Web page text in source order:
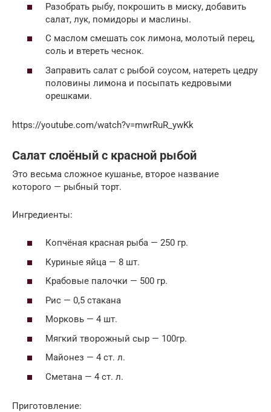
Разобрать рыбу, покрошить в миску, добавить
салат, лук, помидоры и маслины.
С маслом смешать сок лимона, молотый перец,
соль и втереть чеснок.
Заправить салат с рыбой соусом, натереть цедру
половины лимона и посыпать кедровыми
орешками.
https://youtube.com/watch?v=mwrRuR_ywKk
Салат слоёный с красной рыбой
Это весьма сложное кушанье, второе название
которого — рыбный торт.
Ингредиенты:
Копчёная красная рыба — 250 гр.
Куриные яйца — 8 шт.
Крабовые палочки — 500 гр.
Рис — 0,5 стакана
Морковь — 4 шт.
Мягкий творожный сыр — 100гр.
Майонез — 4 ст. л.
Сметана — 4 ст. л.
Приготовление: